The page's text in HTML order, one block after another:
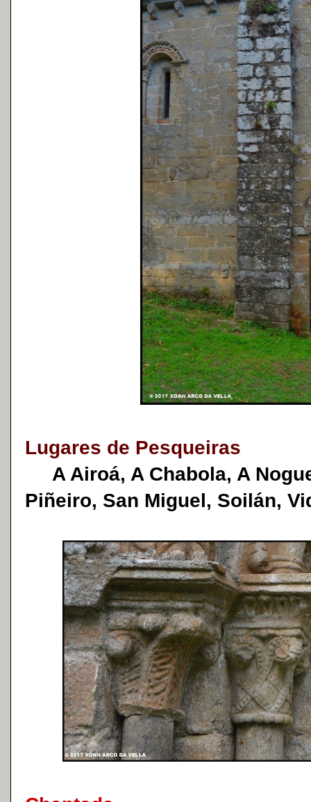
Lugares de Pesqueiras
A Airoá, A Chabola, A
Piñeiro, San Miguel, Soilán,